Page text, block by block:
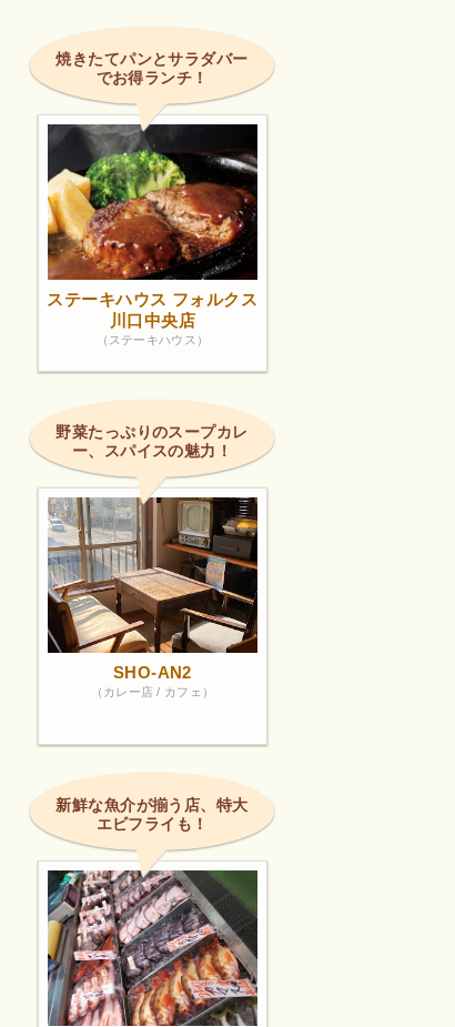
焼きたてパンとサラダバー
でお得ランチ！
ステーキハウス フォルクス
川口中央店
（ステーキハウス）
野菜たっぷりのスープカレ
ー、スパイスの魅力！
SHO-AN2
（カレー店 / カフェ）
新鮮な魚介が揃う店、特大
エビフライも！